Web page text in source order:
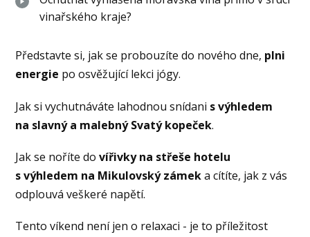
vinařského kraje?
Představte si, jak se probouzíte do nového dne, plni
energie po osvěžující lekci jógy.
Jak si vychutnáváte lahodnou snídani s výhledem
na slavný a malebný Svatý kopeček.
Jak se noříte do vířivky na střeše hotelu
s výhledem na Mikulovský zámeka cítíte, jak z vás
odplouvá veškeré napětí.
Tento víkend není jen o relaxaci - je to příležitost